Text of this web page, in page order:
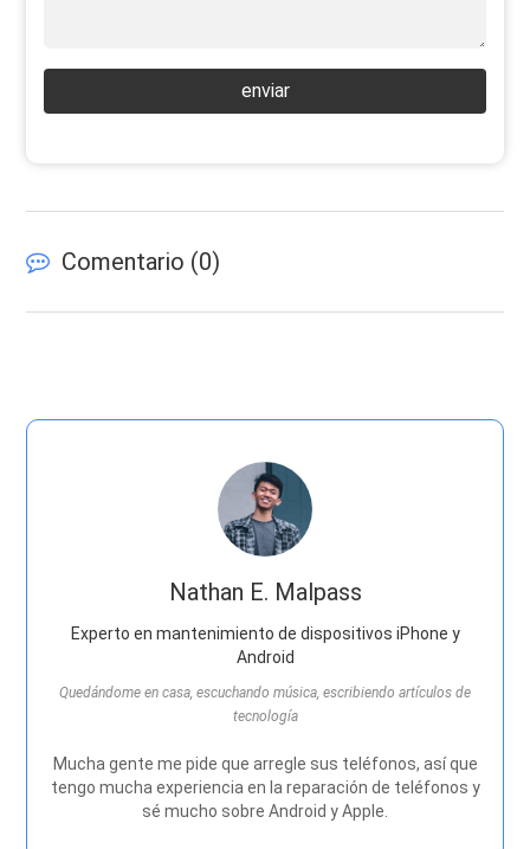
enviar
Comentario (0)
Nathan E. Malpass
Experto en mantenimiento de dispositivos iPhone y
Android
Quedándome en casa, escuchando música, escribiendo artículos de
tecnología
Mucha gente me pide que arregle sus teléfonos, así que
tengo mucha experiencia en la reparación de teléfonos y
sé mucho sobre Android y Apple.